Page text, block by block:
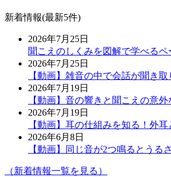
新着情報(最新5件)
2026年7月25日
聞こえのしくみを図解で学べる
2026年7月25日
【動画】雑音の中で会話が聞き
2026年7月19日
【動画】音の響きと聞こえの意外
2026年7月19日
【動画】耳の仕組みを知る！外
2026年6月8日
【動画】同じ音が2つ鳴るとうる
（新着情報一覧を見る）